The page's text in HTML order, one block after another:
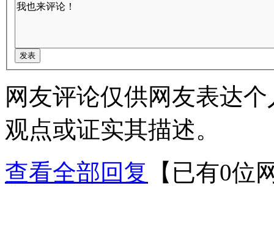
网友评论仅供网友表达
观点或证实其描述。
查看全部回复
【已有0位